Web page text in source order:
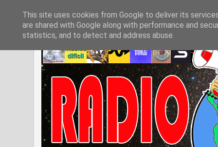
This site uses cookies from Google to deliver its
are shared with Google along with performance and
statistics, and to detect and address abuse.